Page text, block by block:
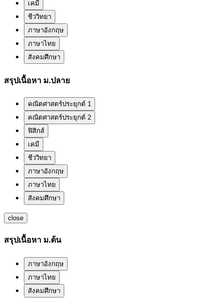
เคมี
ชีววิทยา
ภาษาอังกฤษ
ภาษาไทย
สังคมศึกษา
สรุปเนื้อหา ม.ปลาย
คณิตศาสตร์ประยุกต์ 1
คณิตศาสตร์ประยุกต์ 2
ฟิสิกส์
เคมี
ชีววิทยา
ภาษาอังกฤษ
ภาษาไทย
สังคมศึกษา
close
สรุปเนื้อหา ม.ต้น
ภาษาอังกฤษ
ภาษาไทย
สังคมศึกษา